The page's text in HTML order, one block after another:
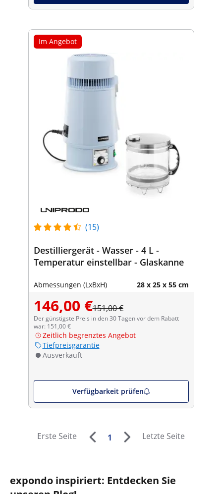
Im Angebot
(15)
Destilliergerät - Wasser - 4 L -
Temperatur einstellbar - Glaskanne
Abmessungen (LxBxH) 28 x 25 x 55 cm
146,00 €151,00 €
Der günstigste Preis in den 30 Tagen vor dem Rabatt
war: 151,00 €
Zeitlich begrenztes Angebot
Tiefpreisgarantie
Ausverkauft
Verfügbarkeit prüfen
Erste Seite 1 Letzte Seite
expondo inspiriert: Entdecken Sie